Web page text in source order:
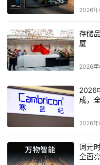
会。会上，NetApp发布
的存储方案。
NetApp公司于上周宣布
成科技股份有限公司和杭
家公司签署了金牌代理协
国内的网络存储市场。此
进一步拓展了其在中国渠
NetApp公司宣布其在巨
2026
存储
厦
2026
2026
成，
2026
词元
全面